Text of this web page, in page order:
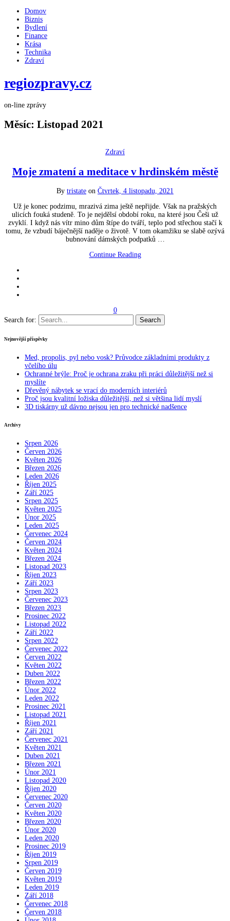
Domov
Biznis
Bydlení
Finance
Krása
Technika
Zdraví
regiozpravy.cz
on-line zprávy
Měsíc: Listopad 2021
Zdraví
Moje zmatení a meditace v hrdinském městě
By tristate on Čtvrtek, 4 listopadu, 2021
Už je konec podzimu, mrazivá zima ještě nepřijde. Však na pražských
ulicích fouká studeně. To je nejdělsí období roku, na které jsou Češi už
zvyklí. I když nás vítr mino dům štípe do tváří, teplo pod střechou stačí k
tomu, že vzbudí báječnější naděje o životě. V tom okamžiku se slabě ozývá
bubnování dámských podpatků …
Continue Reading
0
Search for:
Nejnovější příspěvky
Med, propolis, pyl nebo vosk? Průvodce základními produkty z
včelího úlu
Ochranné brýle: Proč je ochrana zraku při práci důležitější než si
myslíte
Dřevěný nábytek se vrací do moderních interiérů
Proč jsou kvalitní ložiska důležitější, než si většina lidí myslí
3D tiskárny už dávno nejsou jen pro technické nadšence
Archivy
Srpen 2026
Červen 2026
Květen 2026
Březen 2026
Leden 2026
Říjen 2025
Září 2025
Srpen 2025
Květen 2025
Únor 2025
Leden 2025
Červenec 2024
Červen 2024
Květen 2024
Březen 2024
Listopad 2023
Říjen 2023
Září 2023
Srpen 2023
Červenec 2023
Březen 2023
Prosinec 2022
Listopad 2022
Září 2022
Srpen 2022
Červenec 2022
Červen 2022
Květen 2022
Duben 2022
Březen 2022
Únor 2022
Leden 2022
Prosinec 2021
Listopad 2021
Říjen 2021
Září 2021
Červenec 2021
Květen 2021
Duben 2021
Březen 2021
Únor 2021
Listopad 2020
Říjen 2020
Červenec 2020
Červen 2020
Květen 2020
Březen 2020
Únor 2020
Leden 2020
Prosinec 2019
Říjen 2019
Srpen 2019
Červen 2019
Květen 2019
Leden 2019
Září 2018
Červenec 2018
Červen 2018